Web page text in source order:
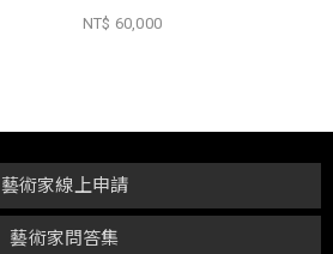
NT$ 60,000
藝術家問答集
藝術家線上申請